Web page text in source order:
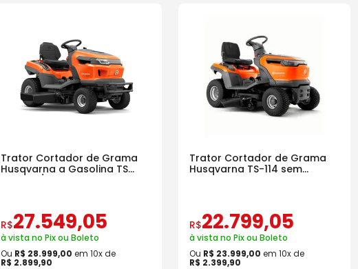
Trator Cortador de Grama
Husqvarna a Gasolina TS
R$27.549,05
à vista no Pix ou Boleto
Ou R$ 28.999,00 em 10x de
R$ 2.899,90
Trator Cortador de Grama
Husqvarna TS-114 sem
R$22.799,05
à vista no Pix ou Boleto
Ou R$ 23.999,00 em 10x de
R$ 2.399,90